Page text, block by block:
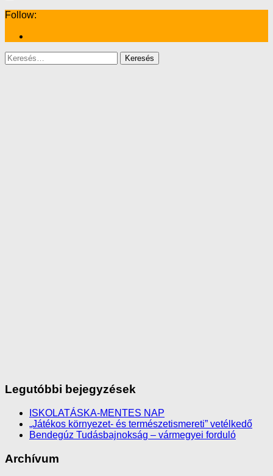
Follow:
Keresés:
Legutóbbi bejegyzések
ISKOLATÁSKA-MENTES NAP
„Játékos környezet- és természetismereti” vetélkedő
Bendegúz Tudásbajnokság – vármegyei forduló
Archívum